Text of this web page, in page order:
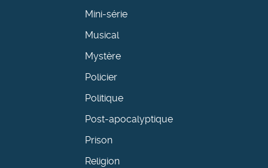
Mini-série
Musical
Mystère
Policier
Politique
Post-apocalyptique
Prison
Religion